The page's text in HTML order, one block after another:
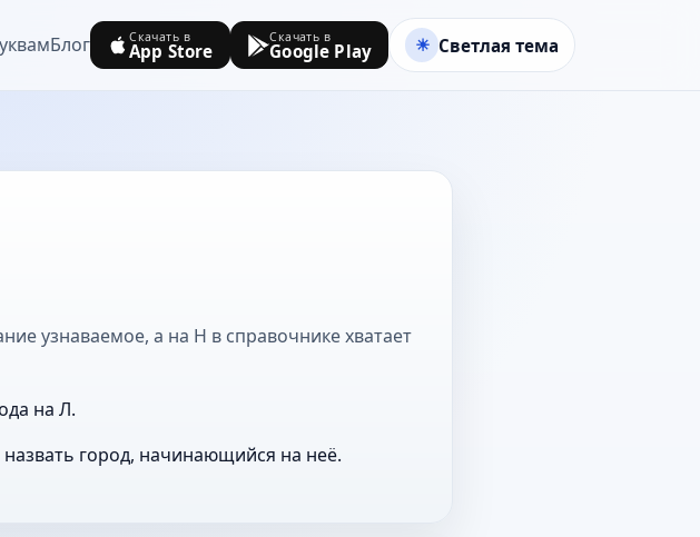
Блог Скачать в
App Store
Скачать в
Google Play Светлая тема
узнаваемое, а на Н в справочнике хватает
на Л.
город, начинающийся на неё.